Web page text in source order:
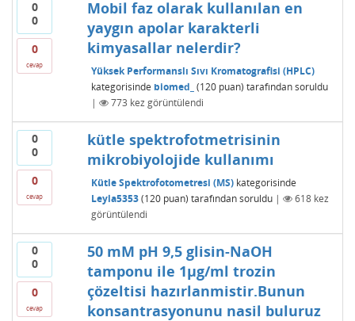
0
0
0
cevap
Mobil faz olarak kullanılan en
yaygın apolar karakterli
kimyasallar nelerdir?
Yüksek Performanslı Sıvı Kromatografisi (HPLC)
kategorisinde biomed_ (120puan) tarafından soruldu
|
773 kez görüntülendi
0
0
0
cevap
kütle spektrofotmetrisinin
mikrobiyolojide kullanımı
Kütle Spektrofotometresi (MS)kategorisinde
Leyla5353 (120puan) tarafından soruldu | 618kez
görüntülendi
0
0
0
cevap
50 mM pH 9,5 glisin-NaOH
tamponu ile 1µg/ml trozin
çözeltisi hazırlanmistir.Bunun
konsantrasyonunu nasil buluruz